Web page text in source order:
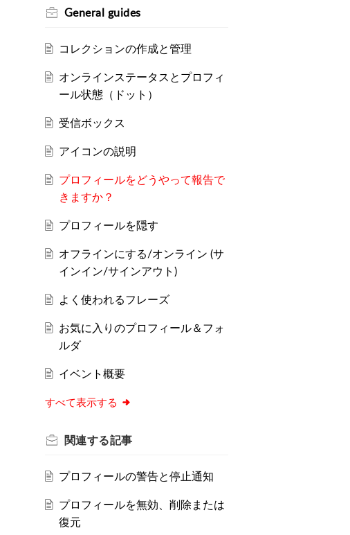
General guides
コレクションの作成と管理
オンラインステータスとプロフィ
ール状態（ドット）
受信ボックス
アイコンの説明
プロフィールをどうやって報告で
きますか？
プロフィールを隠す
オフラインにする/オンライン (サ
インイン/サインアウト)
よく使われるフレーズ
お気に入りのプロフィール＆フォ
ルダ
イベント概要
すべて表示する
関連する記事
プロフィールの警告と停止通知
プロフィールを無効、削除または
復元